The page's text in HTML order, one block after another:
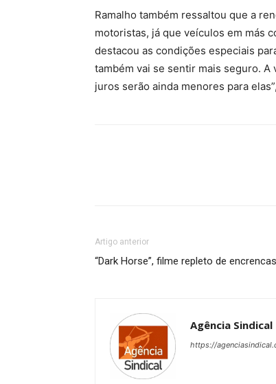
Ramalho também ressaltou que a
motoristas, já que veículos em más
destacou as condições especiais
também vai se sentir mais seguro.
juros serão ainda menores para
Artigo anterior
“Dark Horse”, filme repleto de encrencas
Agência Sindical
https://